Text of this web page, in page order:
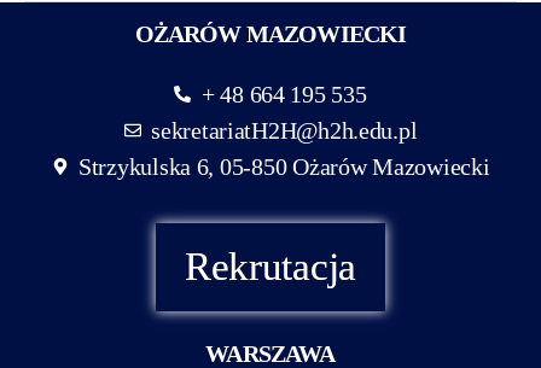
OŻARÓW MAZOWIECKI
+ 48 664 195 535
sekretariatH2H@h2h.edu.pl
Strzykulska 6, 05-850 Ożarów Mazowiecki
Rekrutacja
WARSZAWA